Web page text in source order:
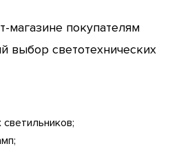
магазине покупателям
выбор светотехнических